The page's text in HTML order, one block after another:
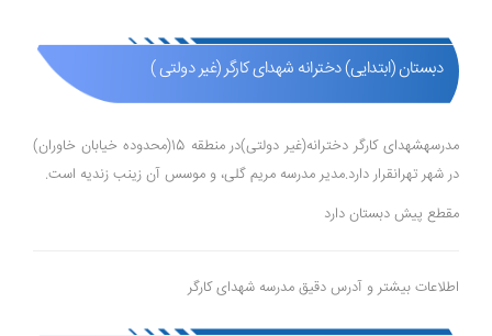
دبستان (ابتدایی) دخترانه شهدای کارگر (غیر دولتی )
مدرسهشهدای کارگر دخترانه(غیر دولتی)در منطقه 15(محدوده خیابان خاوران)
در شهر تهرانقرار دارد.مدیر مدرسه مریم گلی، و موسس آن زینب زندیه است.
مقطع پیش دبستان دارد
اطلاعات بیشتر و آدرس دقیق مدرسه شهدای کارگر